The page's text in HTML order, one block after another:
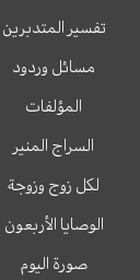
تفسير المتدبرين
مسائل وردود
المؤلفات
السراج المنير
لكل زوج وزوجة
الوصايا الأربعون
صورة اليوم